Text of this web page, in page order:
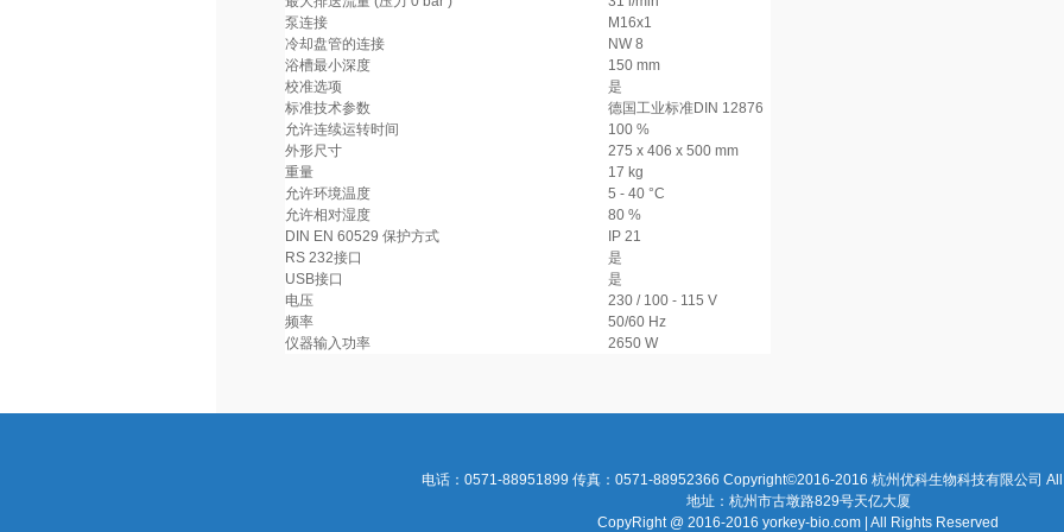
泵连接
M16x1
冷却盘管的连接
NW 8
浴槽最小深度
150 mm
校准选项
是
标准技术参数
德国工业标准DIN 12876
允许连续运转时间
100 %
外形尺寸
275 x 406 x 500 mm
重量
17 kg
允许环境温度
5 - 40 °C
允许相对湿度
80 %
DIN EN 60529 保护方式
IP 21
RS 232接口
是
USB接口
是
电压
230 / 100 - 115 V
频率
50/60 Hz
仪器输入功率
2650 W
电话：0571-88951899 传真：0571-88952366 Copyright©2016-2016 杭州优科生物科技有限公司
地址：杭州市古墩路829号天亿大厦
CopyRight @ 2016-2016 yorkey-bio.com | All Rights Reserved